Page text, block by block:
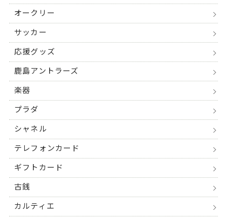
オークリー
サッカー
応援グッズ
鹿島アントラーズ
楽器
プラダ
シャネル
テレフォンカード
ギフトカード
古銭
カルティエ